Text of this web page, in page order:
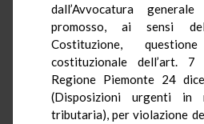
dall’Avvocatura
promosso, ai sensi
Costituzione,
costituzionale dell’art.
Regione Piemonte 24
(Disposizioni urgenti in
tributaria), per violazione